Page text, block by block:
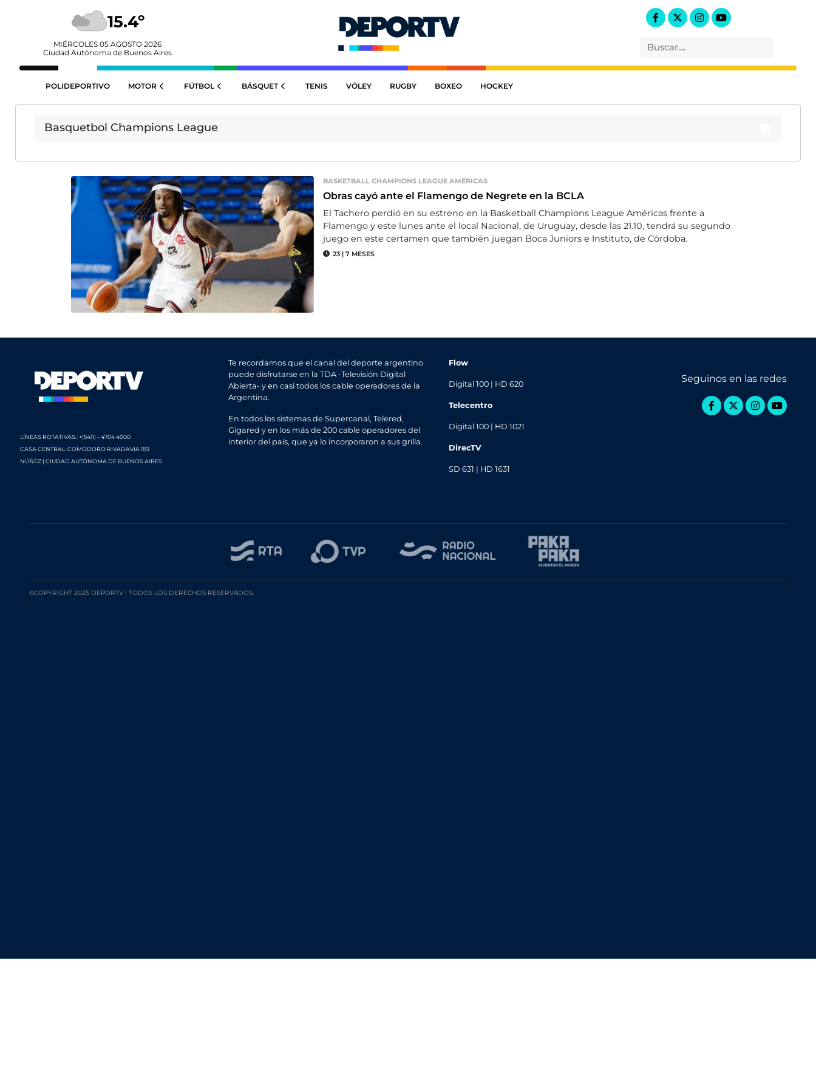
15.4º
MIÉRCOLES 05 AGOSTO 2026
Ciudad Autónoma de Buenos Aires
POLIDEPORTIVO MOTOR FÚTBOL BÁSQUET TENIS VÓLEY RUGBY BOXEO HOCKEY
BASKETBALL CHAMPIONS LEAGUE AMÉRICAS
Obras cayó ante el Flamengo de Negrete en la BCLA
El Tachero perdió en su estreno en la Basketball Champions League Américas frente a
Flamengo y este lunes ante el local Nacional, de Uruguay, desde las 21.10, tendrá su segundo
juego en este certamen que también juegan Boca Juniors e Instituto, de Córdoba.
23 | 7 MESES
LÍNEAS ROTATIVAS.: +(5411) - 4704 4000
CASA CENTRAL: COMODORO RIVADAVIA 1151
NÚÑEZ | CIUDAD AUTÓNOMA DE BUENOS AIRES
Te recordamos que el canal del deporte argentino
puede disfrutarse en la TDA -Televisión Digital
Abierta- y en casi todos los cable operadores de la
Argentina.
En todos los sistemas de Supercanal, Telered,
Gigared y en los más de 200 cable operadores del
interior del país, que ya lo incorporaron a sus grilla.
Flow
Digital 100 | HD 620
Telecentro
Digital 100 | HD 1021
DirecTV
SD 631 | HD 1631
Seguinos en las redes
©COPYRIGHT 2025 DEPORTV | TODOS LOS DERECHOS RESERVADOS.